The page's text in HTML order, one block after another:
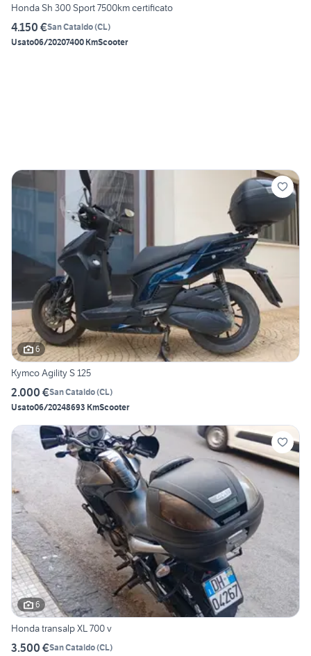
Honda Sh 300 Sport 7500km certificato
4.150 €San Cataldo(CL)
Usato06/20207400 KmScooter
6
Kymco Agility S 125
2.000 €San Cataldo(CL)
Usato06/20248693 KmScooter
6
Honda transalp XL 700 v
3.500 €San Cataldo(CL)